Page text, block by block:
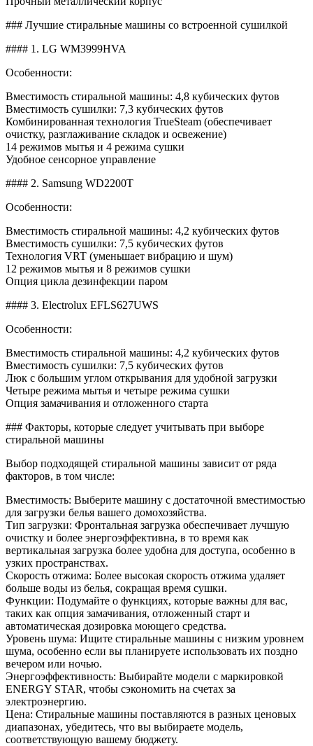
### Лучшие стиральные машины со встроенной сушилкой
#### 1. LG WM3999HVA
Особенности:
Вместимость стиральной машины: 4,8 кубических футов
Вместимость сушилки: 7,3 кубических футов
Комбинированная технология TrueSteam (обеспечивает
очистку, разглаживание складок и освежение)
14 режимов мытья и 4 режима сушки
Удобное сенсорное управление
#### 2. Samsung WD2200T
Особенности:
Вместимость стиральной машины: 4,2 кубических футов
Вместимость сушилки: 7,5 кубических футов
Технология VRT (уменьшает вибрацию и шум)
12 режимов мытья и 8 режимов сушки
Опция цикла дезинфекции паром
#### 3. Electrolux EFLS627UWS
Особенности:
Вместимость стиральной машины: 4,2 кубических футов
Вместимость сушилки: 7,5 кубических футов
Люк с большим углом открывания для удобной загрузки
Четыре режима мытья и четыре режима сушки
Опция замачивания и отложенного старта
### Факторы, которые следует учитывать при выборе
стиральной машины
Выбор подходящей стиральной машины зависит от ряда
факторов, в том числе:
Вместимость: Выберите машину с достаточной вместимостью
для загрузки белья вашего домохозяйства.
Тип загрузки: Фронтальная загрузка обеспечивает лучшую
очистку и более энергоэффективна, в то время как
вертикальная загрузка более удобна для доступа, особенно в
узких пространствах.
Скорость отжима: Более высокая скорость отжима удаляет
больше воды из белья, сокращая время сушки.
Функции: Подумайте о функциях, которые важны для вас,
таких как опция замачивания, отложенный старт и
автоматическая дозировка моющего средства.
Уровень шума: Ищите стиральные машины с низким уровнем
шума, особенно если вы планируете использовать их поздно
вечером или ночью.
Энергоэффективность: Выбирайте модели с маркировкой
ENERGY STAR, чтобы сэкономить на счетах за
электроэнергию.
Цена: Стиральные машины поставляются в разных ценовых
диапазонах, убедитесь, что вы выбираете модель,
соответствующую вашему бюджету.